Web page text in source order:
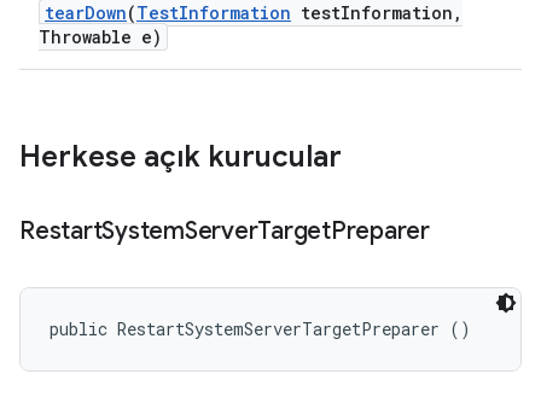
tearDown(TestInformation testInformation ,
Throwable e)
Herkese açık kurucular
RestartSystemServerTargetPreparer
public RestartSystemServerTargetPreparer ()